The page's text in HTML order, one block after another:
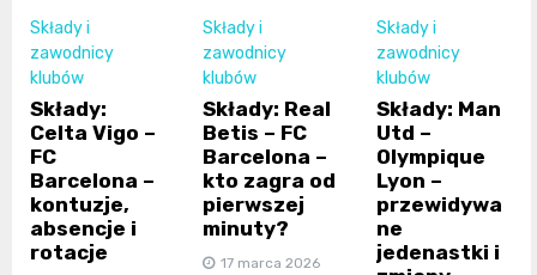
Składy i
zawodnicy
klubów
Składy:
Celta Vigo –
FC
Barcelona –
kontuzje,
absencje i
rotacje
Składy i
zawodnicy
klubów
Składy: Real
Betis – FC
Barcelona –
kto zagra od
pierwszej
minuty?
17 marca 2026
Składy i
zawodnicy
klubów
Składy: Man
Utd –
Olympique
Lyon –
przewidywa
ne
jedenastki i